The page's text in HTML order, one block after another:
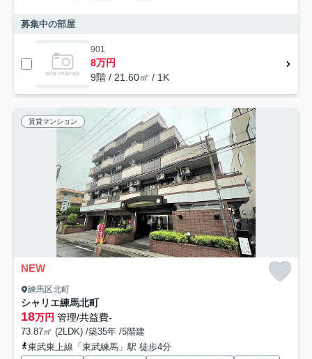
募集中の部屋
901
8万円
9階 / 21.60㎡ / 1K
賃貸マンション
NEW
練馬区北町
シャリエ練馬北町
18万円 管理/共益費-
73.87㎡ (2LDK) /築35年 /5階建
東武東上線「東武練馬」駅 徒歩4分